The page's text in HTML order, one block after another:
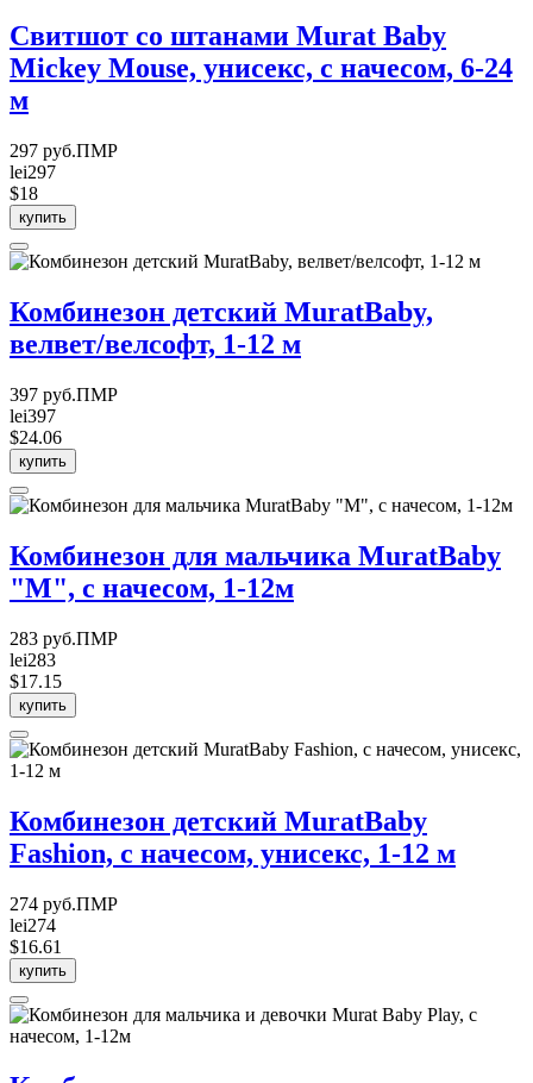
Свитшот со штанами Murat Baby
Mickey Mouse, унисекс, с начесом, 6-24
м
297 руб.ПМР
lei297
$18
купить
Комбинезон детский MuratBaby,
велвет/велсофт, 1-12 м
397 руб.ПМР
lei397
$24.06
купить
Комбинезон для мальчика MuratBaby
"М", с начесом, 1-12м
283 руб.ПМР
lei283
$17.15
купить
Комбинезон детский MuratBaby
Fashion, с начесом, унисекс, 1-12 м
274 руб.ПМР
lei274
$16.61
купить